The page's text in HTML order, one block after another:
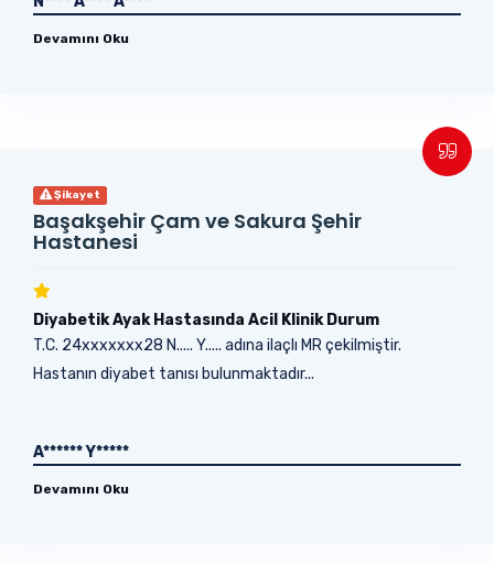
Devamını Oku
Şikayet
Başakşehir Çam ve Sakura Şehir
Hastanesi
Diyabetik Ayak Hastasında Acil Klinik Durum
T.C. 24xxxxxxx28 N..... Y..... adına ilaçlı MR çekilmiştir.
Hastanın diyabet tanısı bulunmaktadır...
A****** Y*****
Devamını Oku